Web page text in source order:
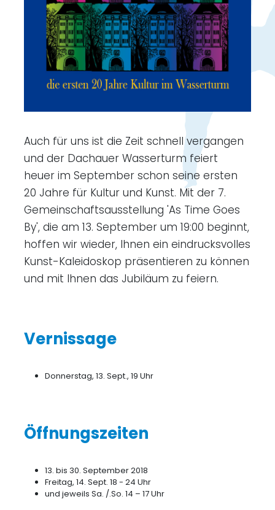
Auch für uns ist die Zeit schnell vergangen
und der Dachauer Wasserturm feiert
heuer im September schon seine ersten
20 Jahre für Kultur und Kunst. Mit der 7.
Gemeinschaftsausstellung 'As Time Goes
By', die am 13. September um 19:00 beginnt,
hoffen wir wieder, Ihnen ein eindrucksvolles
Kunst-Kaleidoskop präsentieren zu können
und mit Ihnen das Jubiläum zu feiern.
Vernissage
Donnerstag, 13. Sept., 19 Uhr
Öffnungszeiten
13. bis 30. September 2018
Freitag, 14. Sept. 18 - 24 Uhr
und jeweils Sa. /.So. 14 – 17 Uhr